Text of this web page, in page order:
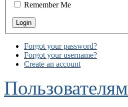
Remember Me
Forgot your password?
Forgot your username?
Create an account
Пользователям